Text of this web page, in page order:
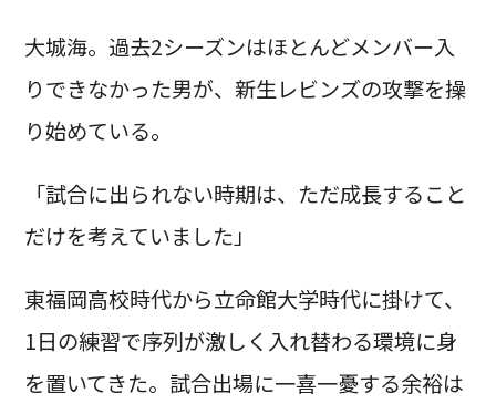
大城海。過去2シーズンはほとんどメンバー入
りできなかった男が、新生レビンズの攻撃を操
り始めている。
「試合に出られない時期は、ただ成長すること
だけを考えていました」
東福岡高校時代から立命館大学時代に掛けて、
1日の練習で序列が激しく入れ替わる環境に身
を置いてきた。試合出場に一喜一憂する余裕は